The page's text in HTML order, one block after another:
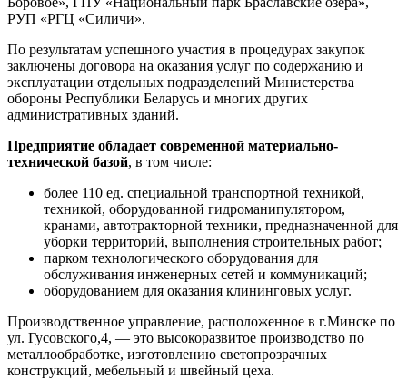
РУП «РГЦ «Силичи».
По результатам успешного участия в процедурах закупок
заключены договора на оказания услуг по содержанию и
эксплуатации отдельных подразделений Министерства
обороны Республики Беларусь и многих других
административных зданий.
Предприятие обладает современной материально-
технической базой, в том числе:
более 110 ед. специальной транспортной техникой,
техникой, оборудованной гидроманипулятором,
кранами, автотракторной техники, предназначенной для
уборки территорий, выполнения строительных работ;
парком технологического оборудования для
обслуживания инженерных сетей и коммуникаций;
оборудованием для оказания клининговых услуг.
Производственное управление, расположенное в г.Минске по
ул. Гусовского,4, — это высокоразвитое производство по
металлообработке, изготовлению светопрозрачных
конструкций, мебельный и швейный цеха.